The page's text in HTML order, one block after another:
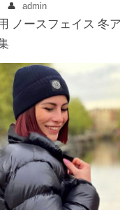
admin
ノースフェイス 冬